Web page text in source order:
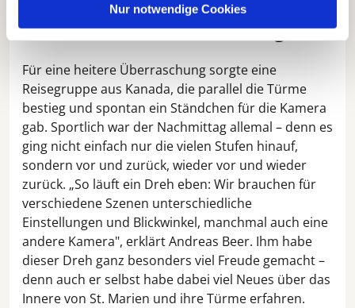
Nur notwendige Cookies
Musikalische Überraschung
Für eine heitere Überraschung sorgte eine
Reisegruppe aus Kanada, die parallel die Türme
bestieg und spontan ein Ständchen für die Kamera
gab. Sportlich war der Nachmittag allemal – denn es
ging nicht einfach nur die vielen Stufen hinauf,
sondern vor und zurück, wieder vor und wieder
zurück. „So läuft ein Dreh eben: Wir brauchen für
verschiedene Szenen unterschiedliche
Einstellungen und Blickwinkel, manchmal auch eine
andere Kamera", erklärt Andreas Beer. Ihm habe
dieser Dreh ganz besonders viel Freude gemacht –
denn auch er selbst habe dabei viel Neues über das
Innere von St. Marien und ihre Türme erfahren.